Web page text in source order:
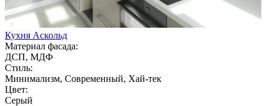
Кухня Аскольд
Материал фасада:
ДСП, МДФ
Стиль:
Минимализм, Современный, Хай-тек
Цвет:
Серый